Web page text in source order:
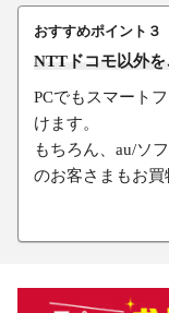
おすすめポイント３
NTTドコモ以外
PCでもスマート
けます。
もちろん、au/ソ
のお客さまもお買